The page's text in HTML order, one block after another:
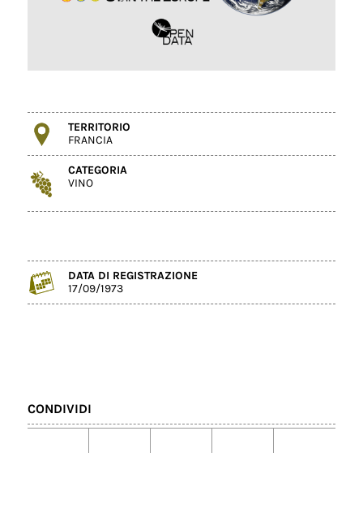
TERRITORIO
FRANCIA
CATEGORIA
VINO
DATA DI REGISTRAZIONE
17/09/1973
CONDIVIDI